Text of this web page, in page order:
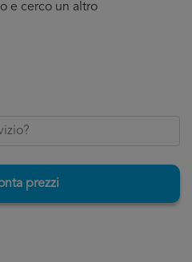
e cerco un altro
prezzi